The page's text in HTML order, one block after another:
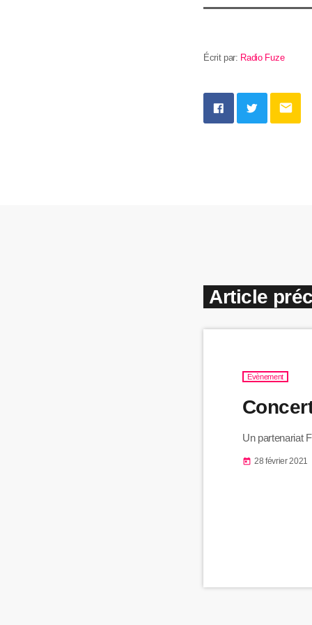
Écrit par: Radio Fuze
email
Article
Evènement
Un partenariat
today 28 février 2021